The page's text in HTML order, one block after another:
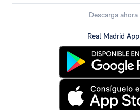
Descarga ahora
Real Madrid App